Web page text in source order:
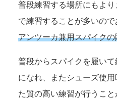
普段練習する場所にもよ
で練習することが多いので
アンツーカ兼用スパイク
普段からスパイクを履い
になれ、またシューズ使
た質の高い練習が行うこと